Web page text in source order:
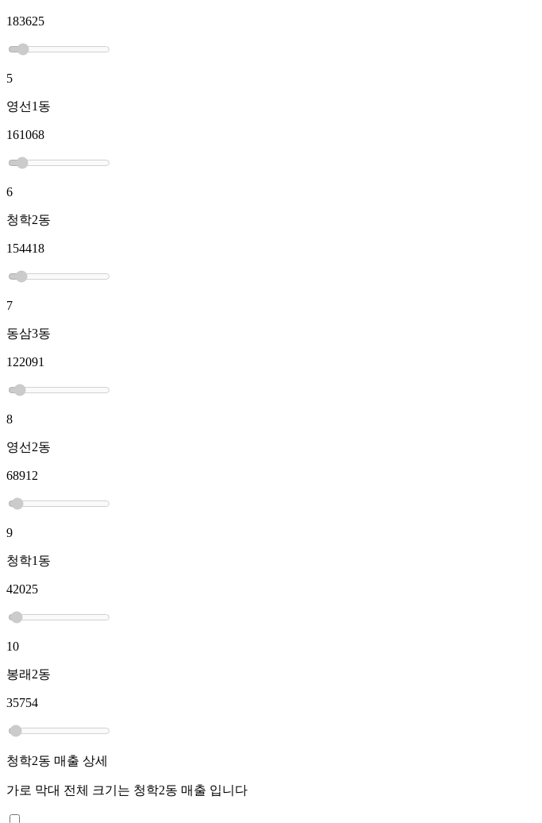
183625
5
영선1동
161068
6
청학2동
154418
7
동삼3동
122091
8
영선2동
68912
9
청학1동
42025
10
봉래2동
35754
청학2동 매출 상세
가로 막대 전체 크기는 청학2동 매출 입니다